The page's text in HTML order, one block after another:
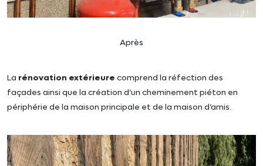
Après
La rénovation extérieure comprend la réfection des
façades ainsi que la création d’un cheminement piéton en
périphérie de la maison principale et de la maison d’amis.